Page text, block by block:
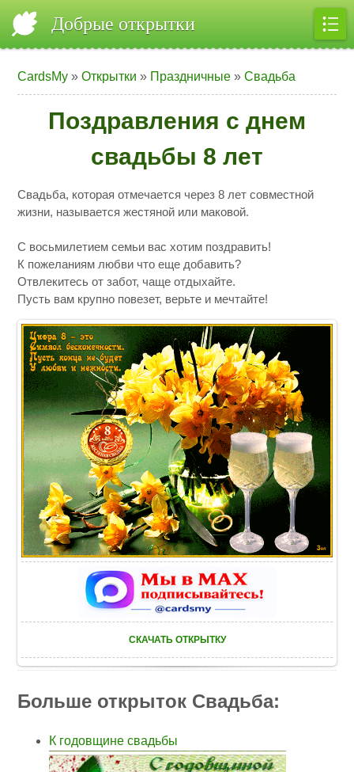
Добрые открытки
CardsMy »Открытки » Праздничные »Свадьба
Поздравления с днем
свадьбы 8 лет
Свадьба, которая отмечается через 8 лет совместной
жизни, называется жестяной или маковой.
С восьмилетием семьи вас хотим поздравить!
К пожеланиям любви что еще добавить?
Отвлекитесь от забот, чаще отдыхайте.
Пусть вам крупно повезет, верьте и мечтайте!
СКАЧАТЬ ОТКРЫТКУ
Больше открыток Свадьба:
К годовщине свадьбы